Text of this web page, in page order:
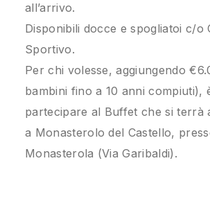
all’arrivo.
Disponibili docce e spogliatoi c/o
Sportivo.
Per chi volesse, aggiungendo
bambini fino a 10 anni compiuti),
partecipare al Buffet che si terrà
a Monasterolo del Castello,
Monasterola (Via Garibaldi).